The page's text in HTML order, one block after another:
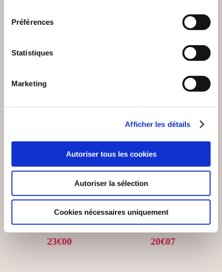
Préférences
Statistiques
Marketing
Afficher les détails
Autoriser tous les cookies
Autoriser la sélection
Cookies nécessaires uniquement
(0 avis)
Thierry MAUGER
SURVIVANTS DE
L'ARABIE
23€00
Emile MATIGNON
DES CAILLOUX DANS
LES POCHES..
Carnets & récits de voyage
20€07